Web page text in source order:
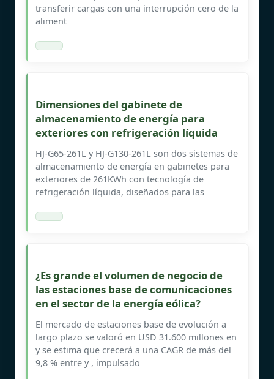
transferir cargas con una interrupción cero de la
aliment
Dimensiones del gabinete de
almacenamiento de energía para
exteriores con refrigeración líquida
HJ-G65-261L y HJ-G130-261L son dos sistemas de
almacenamiento de energía en gabinetes para
exteriores de 261KWh con tecnología de
refrigeración líquida, diseñados para las
¿Es grande el volumen de negocio de
las estaciones base de comunicaciones
en el sector de la energía eólica?
El mercado de estaciones base de evolución a
largo plazo se valoró en USD 31.600 millones en
y se estima que crecerá a una CAGR de más del
9,8 % entre y , impulsado